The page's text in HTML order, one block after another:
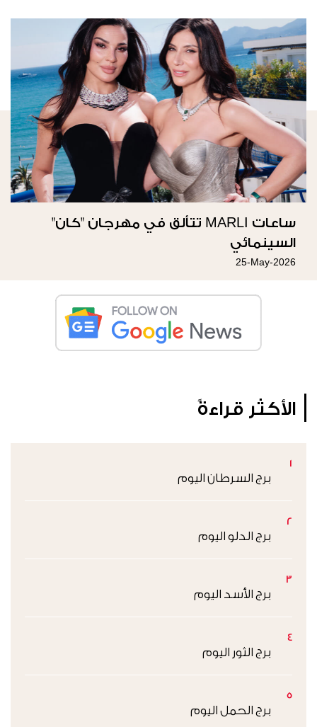
ساعات MARLI تتألق في مهرجان "كان"
السينمائي
25-May-2026
الأكثر قراءةً
1
برج السرطان اليوم
2
برج الدلو اليوم
3
برج الأسد اليوم
4
برج الثور اليوم
5
برج الحمل اليوم